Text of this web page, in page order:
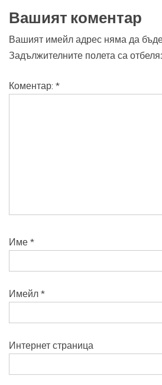
Вашият коментар
Вашият имейл адрес няма да
Задължителните полета са
Коментар: *
Име *
Имейл *
Интернет страница